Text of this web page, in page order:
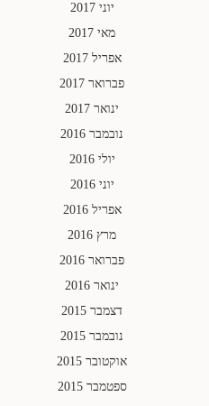
יוני 2017
מאי 2017
אפריל 2017
פברואר 2017
ינואר 2017
נובמבר 2016
יולי 2016
יוני 2016
אפריל 2016
מרץ 2016
פברואר 2016
ינואר 2016
דצמבר 2015
נובמבר 2015
אוקטובר 2015
ספטמבר 2015